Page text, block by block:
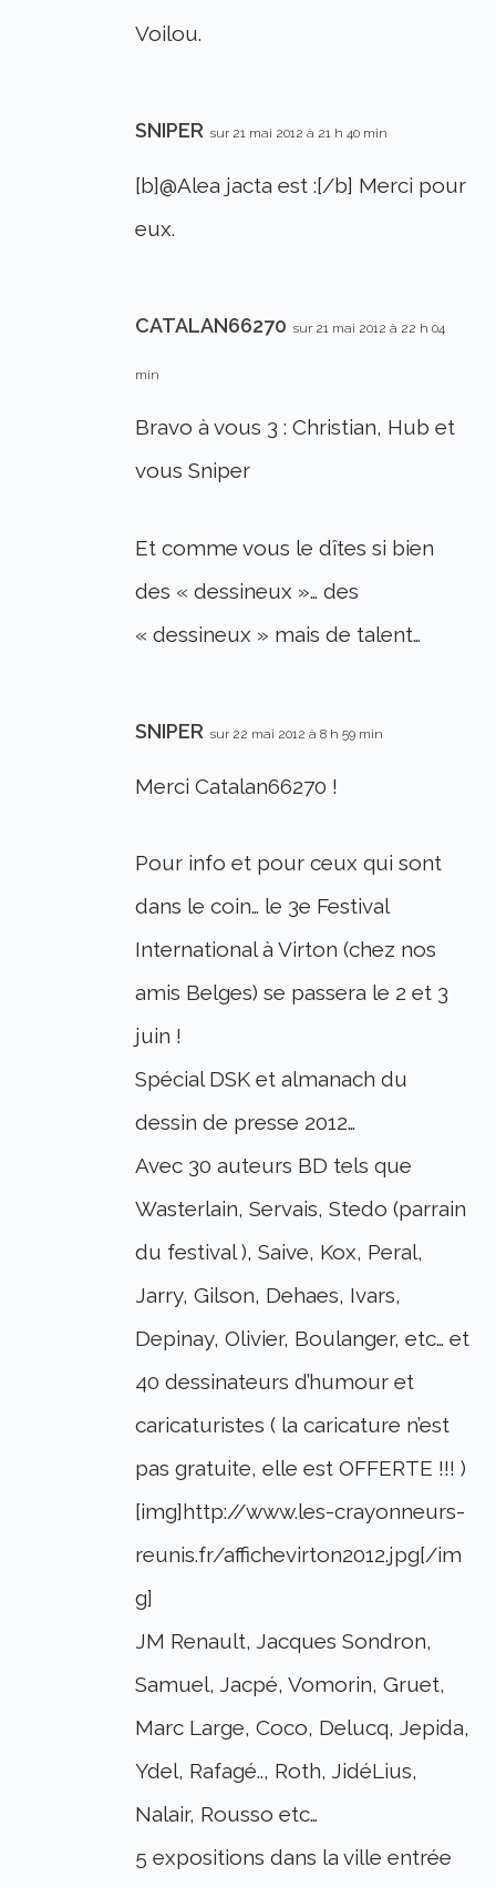
Voilou.
SNIPER sur 21 mai 2012 à 21 h 40 min
[b]@Alea jacta est :[/b] Merci pour
eux.
CATALAN66270 sur 21 mai 2012 à 22 h 04
min
Bravo à vous 3 : Christian, Hub et
vous Sniper
Et comme vous le dîtes si bien
des « dessineux »… des
« dessineux » mais de talent…
SNIPER sur 22 mai 2012 à 8 h 59 min
Merci Catalan66270 !
Pour info et pour ceux qui sont
dans le coin… le 3e Festival
International à Virton (chez nos
amis Belges) se passera le 2 et 3
juin !
Spécial DSK et almanach du
dessin de presse 2012…
Avec 30 auteurs BD tels que
Wasterlain, Servais, Stedo (parrain
du festival ), Saive, Kox, Peral,
Jarry, Gilson, Dehaes, Ivars,
Depinay, Olivier, Boulanger, etc… et
40 dessinateurs d’humour et
caricaturistes ( la caricature n’est
pas gratuite, elle est OFFERTE !!! )
[img]http://www.les-crayonneurs-
reunis.fr/affichevirton2012.jpg[/im
g]
JM Renault, Jacques Sondron,
Samuel, Jacpé, Vomorin, Gruet,
Marc Large, Coco, Delucq, Jepida,
Ydel, Rafagé.., Roth, JidéLius,
Nalair, Rousso etc…
5 expositions dans la ville entrée